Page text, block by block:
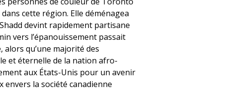
cette région. Elle déménagea
devint rapidement partisane
vers l’épanouissement passait
qu’une majorité des
et éternelle de la nation afro-
aux États-Unis pour un avenir
la société canadienne